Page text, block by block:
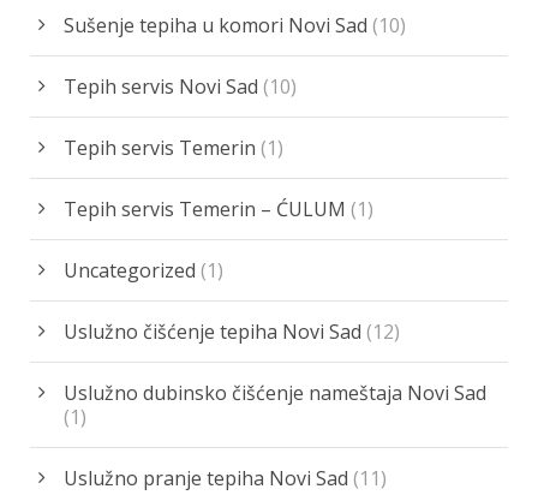
Sušenje tepiha u komori Novi Sad (10)
Tepih servis Novi Sad (10)
Tepih servis Temerin (1)
Tepih servis Temerin – ĆULUM (1)
Uncategorized (1)
Uslužno čišćenje tepiha Novi Sad (12)
Uslužno dubinsko čišćenje nameštaja Novi Sad
(1)
Uslužno pranje tepiha Novi Sad (11)